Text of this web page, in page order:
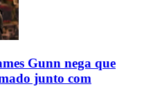
Gunn nega que
junto com